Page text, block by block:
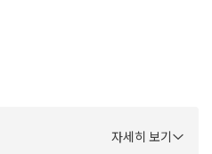
자세히 보기